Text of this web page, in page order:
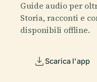
Guide audio per
Storia, racconti e
disponibili offline.
Scarica l'app